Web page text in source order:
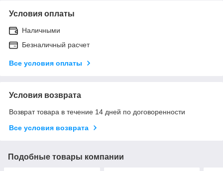
Условия оплаты
Наличными
Безналичный расчет
Все условия оплаты
Условия возврата
Возврат товара в течение 14 дней по договоренности
Все условия возврата
Подобные товары компании